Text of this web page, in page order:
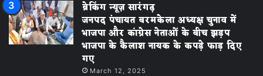
ब्रेकिंग न्यूज़ सारंगढ़
जनपद पंचायत बरमकेला अध्यक्ष चुनाव में
भाजपा और कांग्रेस नेताओं के बीच झड़प
भाजपा के कैलाश नायक के कपड़े फाड़ दिए
गए
March 12, 2025